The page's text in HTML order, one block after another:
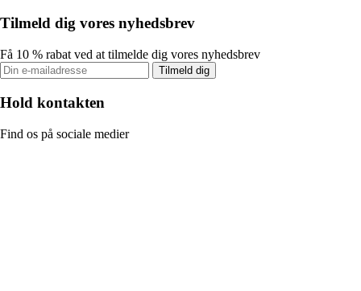
Tilmeld dig vores nyhedsbrev
Få 10 % rabat ved at tilmelde dig vores nyhedsbrev
Tilmeld dig
Hold kontakten
Find os på sociale medier